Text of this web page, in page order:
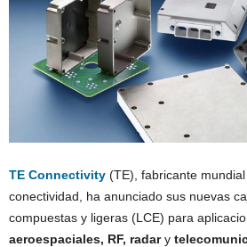
TE Connectivity (TE), fabricante
conectividad, ha anunciado sus nuevas
compuestas y ligeras (LCE) para
aeroespaciales, RF, radary